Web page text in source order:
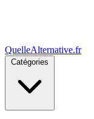
QuelleAlternative.fr